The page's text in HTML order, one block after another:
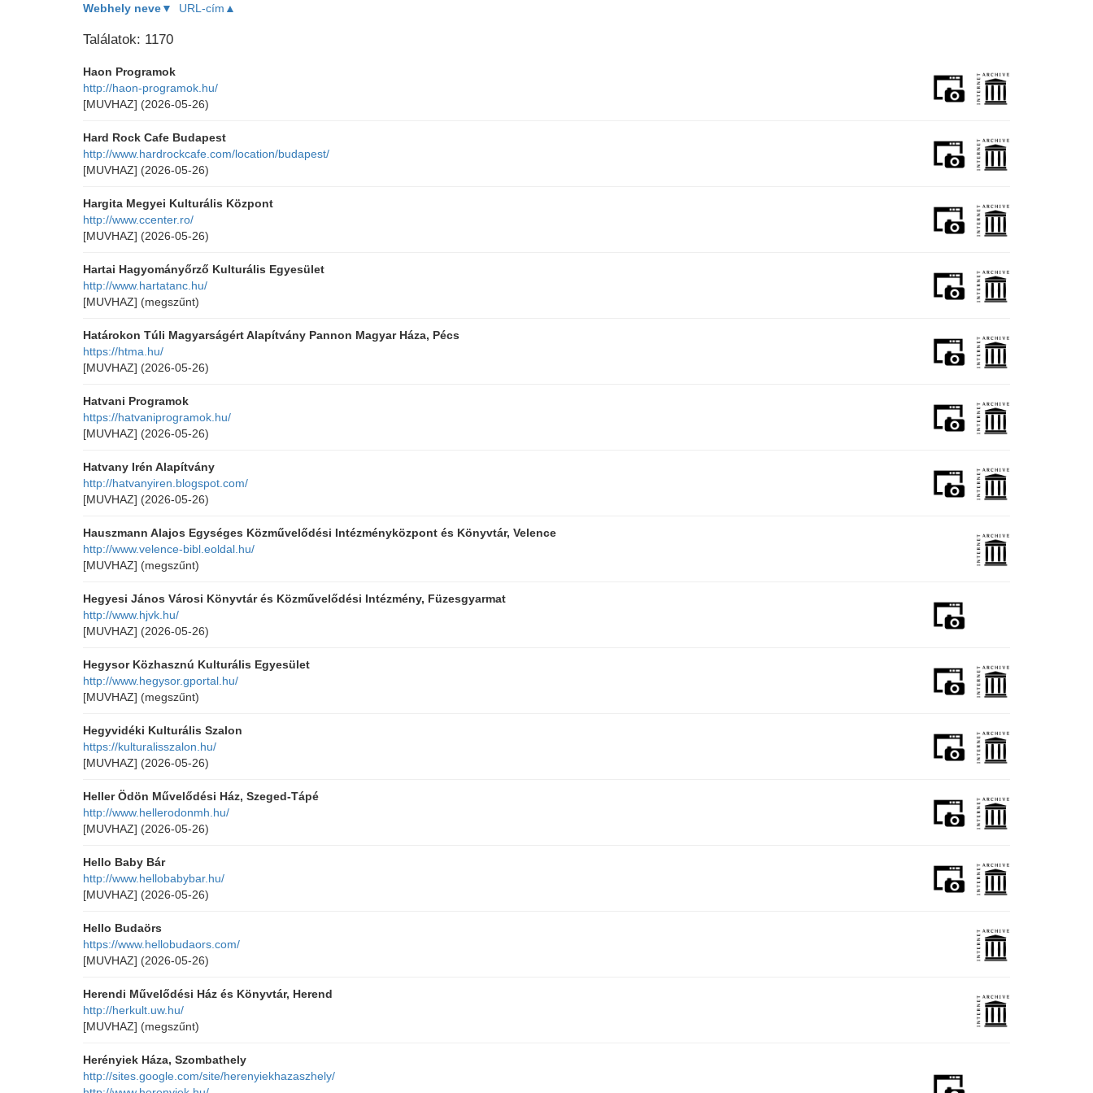
Webhely neve▼ URL-cím▲
Találatok: 1170
Haon Programok
http://haon-programok.hu/
[MUVHAZ] (2026-05-26)
Hard Rock Cafe Budapest
http://www.hardrockcafe.com/location/budapest/
[MUVHAZ] (2026-05-26)
Hargita Megyei Kulturális Központ
http://www.ccenter.ro/
[MUVHAZ] (2026-05-26)
Hartai Hagyományőrző Kulturális Egyesület
http://www.hartatanc.hu/
[MUVHAZ] (megszűnt)
Határokon Túli Magyarságért Alapítvány Pannon Magyar Háza, Pécs
https://htma.hu/
[MUVHAZ] (2026-05-26)
Hatvani Programok
https://hatvaniprogramok.hu/
[MUVHAZ] (2026-05-26)
Hatvany Irén Alapítvány
http://hatvanyiren.blogspot.com/
[MUVHAZ] (2026-05-26)
Hauszmann Alajos Egységes Közművelődési Intézményközpont és Könyvtár, Velence
http://www.velence-bibl.eoldal.hu/
[MUVHAZ] (megszűnt)
Hegyesi János Városi Könyvtár és Közművelődési Intézmény, Füzesgyarmat
http://www.hjvk.hu/
[MUVHAZ] (2026-05-26)
Hegysor Közhasznú Kulturális Egyesület
http://www.hegysor.gportal.hu/
[MUVHAZ] (megszűnt)
Hegyvidéki Kulturális Szalon
https://kulturalisszalon.hu/
[MUVHAZ] (2026-05-26)
Heller Ödön Művelődési Ház, Szeged-Tápé
http://www.hellerodonmh.hu/
[MUVHAZ] (2026-05-26)
Hello Baby Bár
http://www.hellobabybar.hu/
[MUVHAZ] (2026-05-26)
Hello Budaörs
https://www.hellobudaors.com/
[MUVHAZ] (2026-05-26)
Herendi Művelődési Ház és Könyvtár, Herend
http://herkult.uw.hu/
[MUVHAZ] (megszűnt)
Herényiek Háza, Szombathely
http://sites.google.com/site/herenyiekhazaszhely/